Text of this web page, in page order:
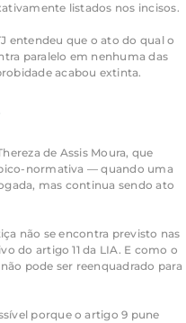
listados nos incisos.
entendeu que o ato do qual o
paralelo em nenhuma das
acabou extinta.
de Assis Moura, que
normativa — quando uma
mas continua sendo ato
não se encontra previsto nas
do artigo 11 da LIA. E como o
pode ser reenquadrado para
porque o artigo 9 pune